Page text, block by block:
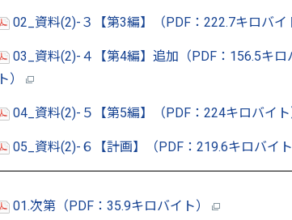
02_資料(2)-３【第3編】（PDF：222.7キロバイ
03_資料(2)-４【第4編】追加（PDF：156.5キロ
ト）
04_資料(2)-５【第5編】（PDF：224キロバイト
05_資料(2)-６【計画】（PDF：219.6キロバイト
01.次第（PDF：35.9キロバイト）